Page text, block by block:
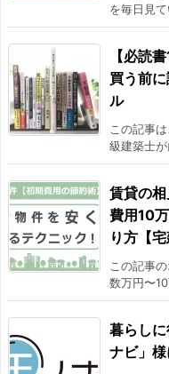
を毎日見
【必読
買う前
ル
この記事
級建築士
賃貸の
費用10
り方【宅
この記事
数万円〜
暮らし
ナビ」様